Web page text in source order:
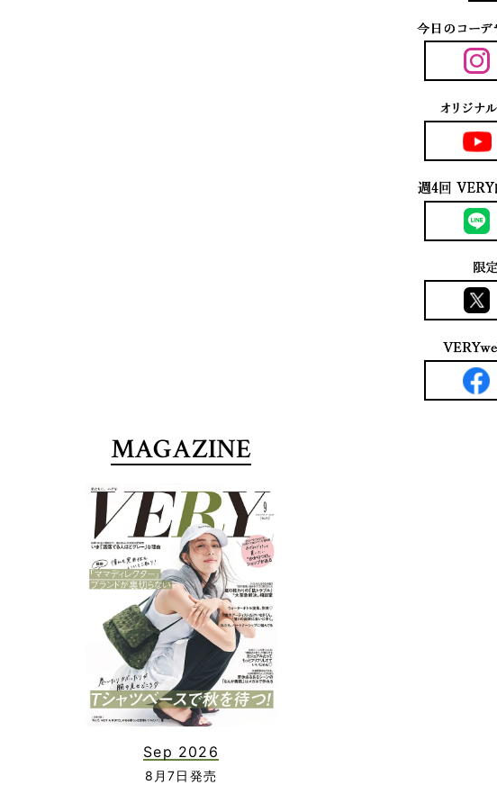
MAGAZINE
Sep 2026
8月7日発売